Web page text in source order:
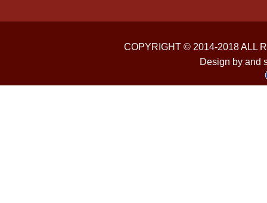
COPYRIGHT © 2014-2018 ALL
Design by and